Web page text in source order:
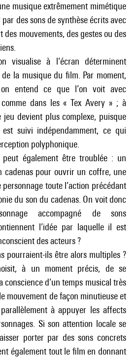
musique extrêmement mimétique
des sons de synthèse écrits avec
des mouvements, des gestes ou des
visualise à l’écran déterminent
de la musique du film. Par moment,
entend ce que l’on voit avec
dans les « Tex Avery » ; à
jeu devient plus complexe, puisque
est suivi indépendamment, ce qui
polyphonique.
également être troublée : un
cadenas pour ouvrir un coffre, une
toute l’action précédant
du son du cadenas. On voit donc
accompagné de sons
l’idée par laquelle il est
des acteurs ?
pourraient-ils être alors multiples ?
à un moment précis, de se
conscience d’un temps musical très
mouvement de façon minutieuse et
à appuyer les affects
Si son attention locale se
porter par des sons concrets
également tout le film en donnant